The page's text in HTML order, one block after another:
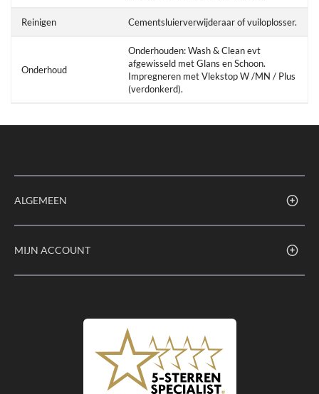
Reinigen Cementsluierverwijderaar of vuiloplosser.
Onderhoud
Onderhouden: Wash & Clean evt
afgewisseld met Glans en Schoon.
Impregneren met Vlekstop W /MN / Plus
(verdonkerd).
ALGEMEEN
MIJN ACCOUNT